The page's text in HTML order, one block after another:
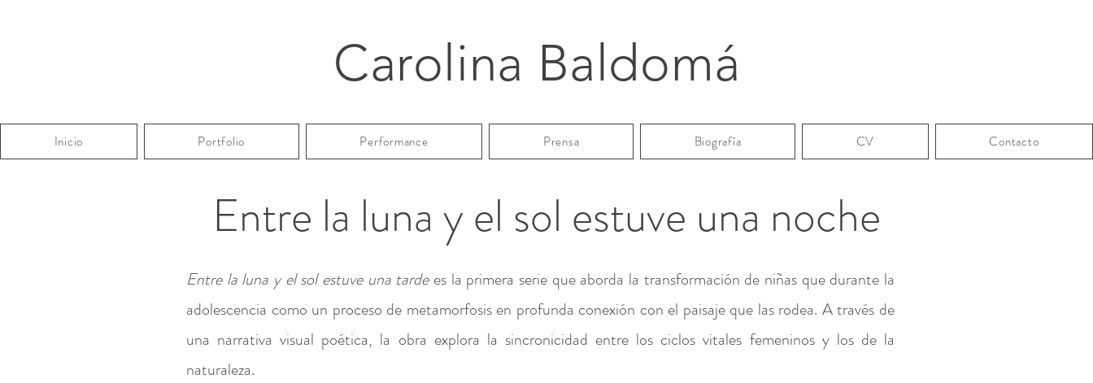
Carolina Baldomá
Inicio Portfolio Performance Prensa Biografía CV Contacto
Entre la luna y el sol estuve una noche
Entre la luna y el sol estuve una tarde es la primera serie que aborda la transformación de niñas que durante la
adolescencia como un proceso de metamorfosis en profunda conexión con el paisaje que las rodea. A través de
una narrativa visual poética, la obra explora la sincronicidad entre los ciclos vitales femeninos y los de la
naturaleza.